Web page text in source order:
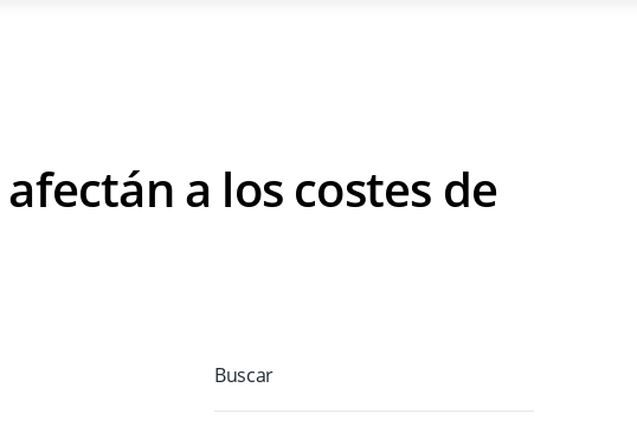
a los costes de
Buscar